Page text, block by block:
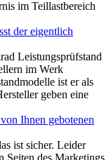
im Teillastbereich
der eigentlich
Leistungsprüfstand
im Werk
ist er als
geben eine
Ihnen gebotenen
ist sicher. Leider